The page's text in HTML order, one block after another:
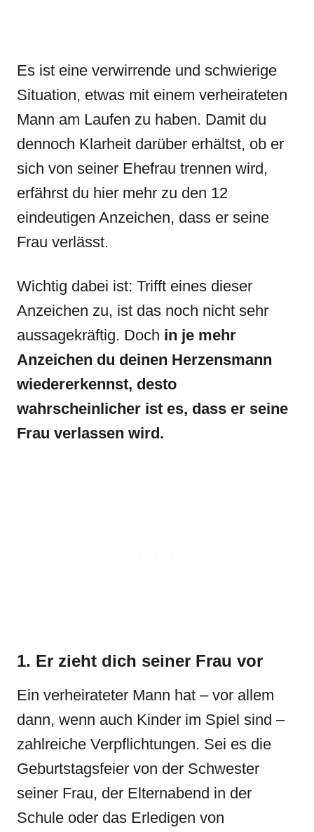
Es ist eine verwirrende und schwierige
Situation, etwas mit einem verheirateten
Mann am Laufen zu haben. Damit du
dennoch Klarheit darüber erhältst, ob er
sich von seiner Ehefrau trennen wird,
erfährst du hier mehr zu den 12
eindeutigen Anzeichen, dass er seine
Frau verlässt.
Wichtig dabei ist: Trifft eines dieser
Anzeichen zu, ist das noch nicht sehr
aussagekräftig. Doch in je mehr
Anzeichen du deinen Herzensmann
wiedererkennst, desto
wahrscheinlicher ist es, dass er seine
Frau verlassen wird.
1. Er zieht dich seiner Frau vor
Ein verheirateter Mann hat – vor allem
dann, wenn auch Kinder im Spiel sind –
zahlreiche Verpflichtungen. Sei es die
Geburtstagsfeier von der Schwester
seiner Frau, der Elternabend in der
Schule oder das Erledigen von